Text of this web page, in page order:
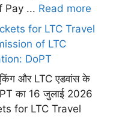
Pay ... Read more
for LTC Travel
of LTC
DoPT
और LTC एडवांस के
का 16 जुलाई 2026
for LTC Travel